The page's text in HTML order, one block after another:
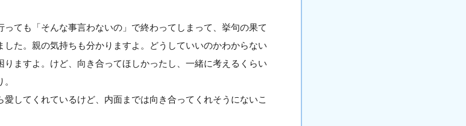
ても「そんな事言わないの」で終わってしまって、挙句の果て
た。親の気持ちも分かりますよ。どうしていいのかわからない
りますよ。けど、向き合ってほしかったし、一緒に考えるくらい
してくれているけど、内面までは向き合ってくれそうにないこ